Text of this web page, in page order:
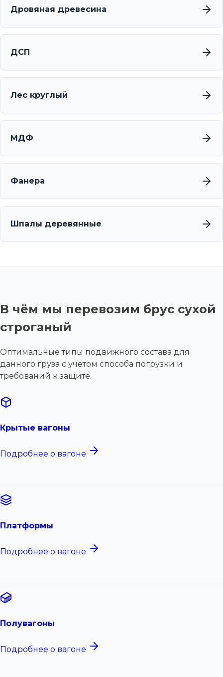
Дровяная древесина
ДСП
Лес круглый
МДФ
Фанера
Шпалы деревянные
В чём мы перевозим брус сухой
строганый
Оптимальные типы подвижного состава для
данного груза с учётом способа погрузки и
требований к защите.
Крытые вагоны
Подробнее о вагоне
Платформы
Подробнее о вагоне
Полувагоны
Подробнее о вагоне